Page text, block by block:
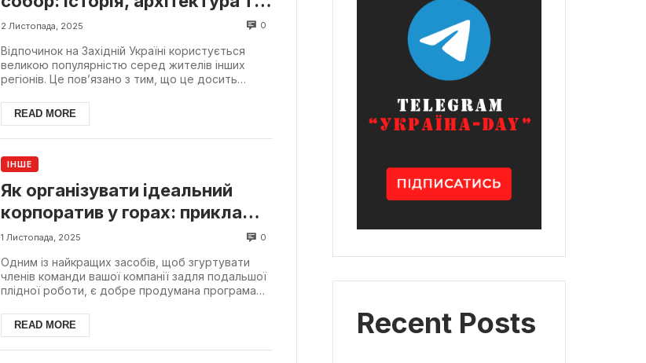
святині головного храму міста
2 Листопада, 2025 0
Відпочинок на Західній Україні користується
великою популярністю серед жителів інших
регіонів. Це пов’язано з тим, що це досить
READ MORE
ІНШЕ
Як організувати ідеальний
корпоратив у горах: приклад
готелю «Панорама Східниця»
1 Листопада, 2025 0
Одним із найкращих засобів, щоб згуртувати
членів команди вашої компанії задля подальшої
плідної роботи, є добре продумана програма
READ MORE Recent Posts